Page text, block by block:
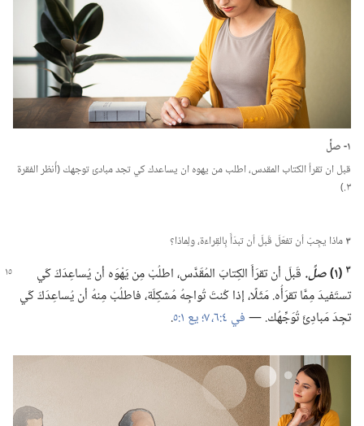
١-‏ صلِّ
قبل ان تقرأ الكتاب المقدس،‏ اطلب من يهوه ان يساعدك كي تجد مبادئ توجهك (‏أُنظر الفقرة
٣.‏)‏
٣ماذا يجِبُ أن تفعَلَ قَبلَ أن تبدَأَ بِالقِراءَة،‏ ولِماذا؟‏
٣ ‏(‏١)‏ صلِّ.‏ قَبلَ أن تقرَأَ الكِتابَ المُقَدَّس،‏ اطلُبْ مِن يَهْوَه أن يُساعِدَكَ كَي
تستَفيدَ مِمَّا تقرَأُه.‏ مَثَلًا،‏ إذا كُنتَ تُواجِهُ مُشكِلَة،‏ فاطلُبْ مِنهُ أن يُساعِدَكَ كَي
تجِدَ مَبادِئَ تُوَجِّهُك.‏ —‏في ٤:‏٦،‏ ٧؛‏ يع ١:‏٥ ‏.‏